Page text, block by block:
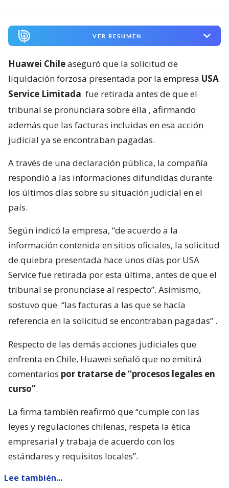
VER RESUMEN
Huawei Chileaseguró que la solicitud de
liquidación forzosa presentada por la empresa USA
Service Limitada fue retirada antes de que el
tribunal se pronunciara sobre ella , afirmando
además que las facturas incluidas en esa acción
judicial ya se encontraban pagadas.
A través de una declaración pública, la compañía
respondió a las informaciones difundidas durante
los últimos días sobre su situación judicial en el
país.
Según indicó la empresa, “de acuerdo a la
información contenida en sitios oficiales, la solicitud
de quiebra presentada hace unos días por USA
Service fue retirada por esta última, antes de que el
tribunal se pronunciase al respecto”. Asimismo,
sostuvo que “las facturas a las que se hacía
referencia en la solicitud se encontraban pagadas” .
Respecto de las demás acciones judiciales que
enfrenta en Chile, Huawei señaló que no emitirá
comentarios por tratarse de “procesos legales en
curso”.
La firma también reafirmó que “cumple con las
leyes y regulaciones chilenas, respeta la ética
empresarial y trabaja de acuerdo con los
estándares y requisitos locales”.
Lee también...